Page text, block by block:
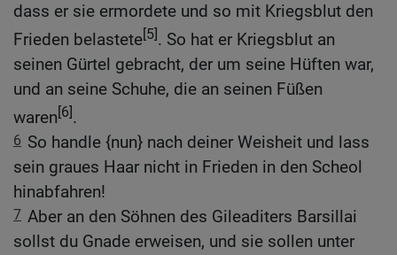
dass er sie ermordete und so mit Kriegsblut den
Frieden belastete[5]. So hat er Kriegsblut an
seinen Gürtel gebracht, der um seine Hüften war,
und an seine Schuhe, die an seinen Füßen
waren[6].
6 So handle {nun} nach deiner Weisheit und lass
sein graues Haar nicht in Frieden in den Scheol
hinabfahren!
7 Aber an den Söhnen des Gileaditers Barsillai
sollst du Gnade erweisen, und sie sollen unter